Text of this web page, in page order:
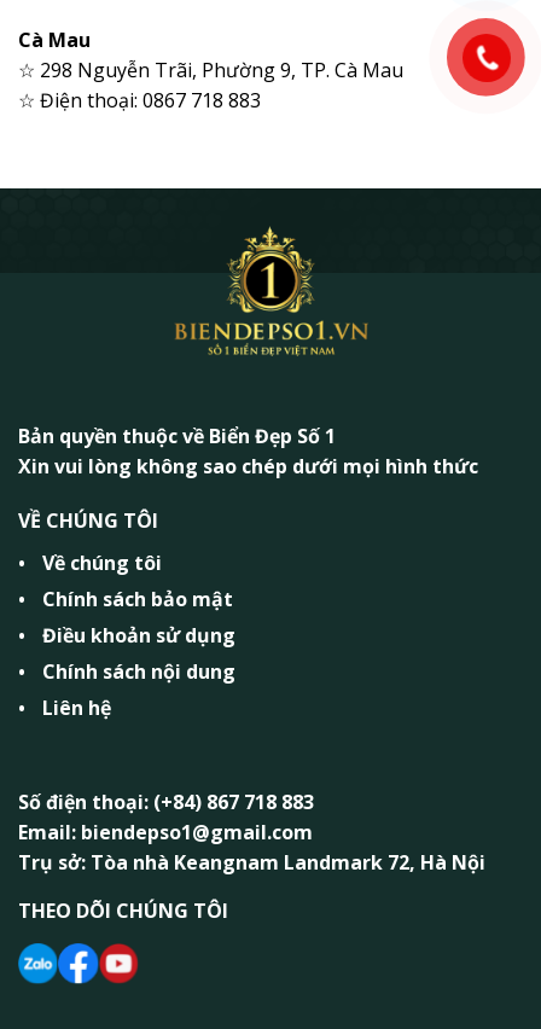
Cà Mau
☆ 298 Nguyễn Trãi, Phường 9, TP. Cà Mau
☆ Điện thoại: 0867 718 883
Bản quyền thuộc về Biển Đẹp Số 1
Xin vui lòng không sao chép dưới mọi hình thức
VỀ CHÚNG TÔI
Về chúng tôi
Chính sách bảo mật
Điều khoản sử dụng
Chính sách nội dung
Liên hệ
Số điện thoại: (+84) 867 718 883
Email: biendepso1@gmail.com
Trụ sở: Tòa nhà Keangnam Landmark 72, Hà Nội
THEO DÕI CHÚNG TÔI